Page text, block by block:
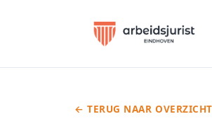
← TERUG NAAR OVERZICHT